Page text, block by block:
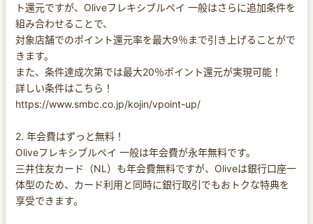
ト還元ですが、Oliveフレキシブルペイ 一般はさらに追加条件を
組み合わせることで、
対象店舗でのポイント還元率を最大9％まで引き上げることがで
きます。
また、条件達成次第では最大20％ポイント還元が実現可能！
詳しい条件はこちら！
https://www.smbc.co.jp/kojin/vpoint-up/
2. 年会費はずっと無料！
Oliveフレキシブルペイ 一般は年会費が永年無料です。
三井住友カード（NL）も年会費無料ですが、Oliveは銀行口座一
体型のため、カード利用と同時に銀行取引でもおトクな特典を
享受できます。